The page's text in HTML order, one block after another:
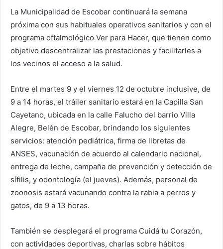
La Municipalidad de Escobar continuará la semana
próxima con sus habituales operativos sanitarios y con el
programa oftalmológico Ver para Hacer, que tienen como
objetivo descentralizar las prestaciones y facilitarles a
los vecinos el acceso a la salud.
Entre el martes 9 y el viernes 12 de octubre inclusive, de
9 a 14 horas, el tráiler sanitario estará en la Capilla San
Cayetano, ubicada en la calle Falucho del barrio Villa
Alegre, Belén de Escobar, brindando los siguientes
servicios: atención pediátrica, firma de libretas de
ANSES, vacunación de acuerdo al calendario nacional,
entrega de leche, campaña de prevención y detección de
sífilis, y odontología (el jueves). Además, personal de
zoonosis estará vacunando contra la rabia a perros y
gatos, de 9 a 13 horas.
También se desplegará el programa Cuidá tu Corazón,
con actividades deportivas, charlas sobre hábitos